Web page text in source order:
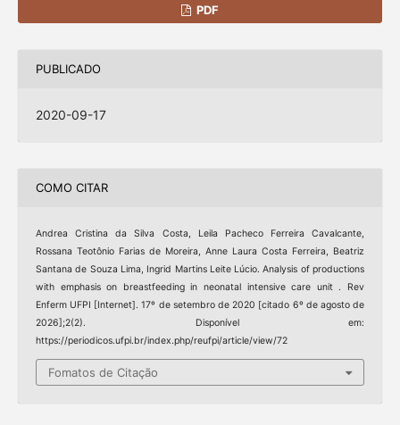
PDF
PUBLICADO
2020-09-17
COMO CITAR
Andrea Cristina da Silva Costa, Leila Pacheco Ferreira Cavalcante,
Rossana Teotônio Farias de Moreira, Anne Laura Costa Ferreira, Beatriz
Santana de Souza Lima, Ingrid Martins Leite Lúcio. Analysis of productions
with emphasis on breastfeeding in neonatal intensive care unit . Rev
Enferm UFPI [Internet]. 17º de setembro de 2020 [citado 6º de agosto de
2026];2(2). Disponível em:
https://periodicos.ufpi.br/index.php/reufpi/article/view/72
Fomatos de Citação